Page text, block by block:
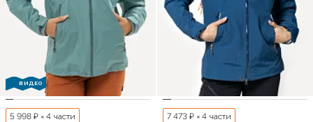
ВИДЕО
5 998 ₽ × 4 части 7 473 ₽ × 4 части